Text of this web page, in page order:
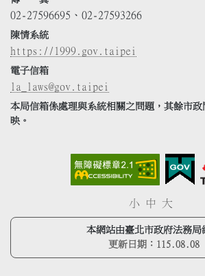
02-27596695、02-27593266
陳情系統
https://1999.gov.taipei
電子信箱
la_laws@gov.taipei
本局信箱係處理與系統相關之問題，其餘市
映。
小 中 大
本網站由臺北市政府法務局
更新日期： 115.08.08